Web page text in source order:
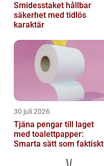
Smidesstaket hållbar
säkerhet med tidlös
karaktär
30 juli 2026
Tjäna pengar till laget
med toalettpapper:
Smarta sätt som faktiskt